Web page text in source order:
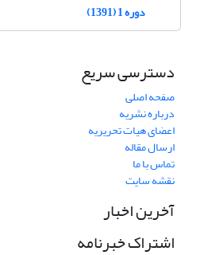
دوره 1 (1391)
دسترسی سریع
صفحه اصلی
درباره نشریه
اعضای هیات تحریریه
ارسال مقاله
تماس با ما
نقشه سایت
آخرین اخبار
اشتراک خبرنامه